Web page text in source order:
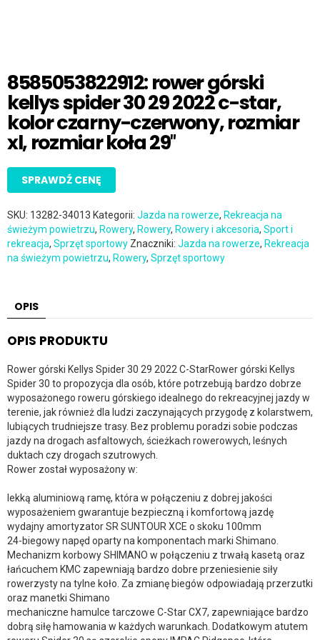
8585053822912: rower górski
kellys spider 30 29 2022 c-star,
kolor czarny-czerwony, rozmiar
xl, rozmiar koła 29″
SPRAWDŹ CENĘ
SKU: 13282-34013 Kategorii: Jazda na rowerze, Rekreacja na
świeżym powietrzu, Rowery, Rowery, Rowery i akcesoria, Sport i
rekreacja, Sprzęt sportowy Znaczniki: Jazda na rowerze, Rekreacja
na świeżym powietrzu, Rowery, Sprzęt sportowy
OPIS
OPIS PRODUKTU
Rower górski Kellys Spider 30 29 2022 C-StarRower górski Kellys
Spider 30 to propozycja dla osób, które potrzebują bardzo dobrze
wyposażonego roweru górskiego idealnego do rekreacyjnej jazdy w
terenie, jak również dla ludzi zaczynających przygodę z kolarstwem,
lubiących trudniejsze trasy. Bez problemu poradzi sobie podczas
jazdy na drogach asfaltowych, ścieżkach rowerowych, leśnych
duktach czy drogach szutrowych.
Rower został wyposażony w:
lekką aluminiową ramę, która w połączeniu z dobrej jakości
wyposażeniem gwarantuje bezpieczną i komfortową jazdę
wydajny amortyzator SR SUNTOUR XCE o skoku 100mm
24-biegowy napęd oparty na komponentach marki Shimano.
Mechanizm korbowy SHIMANO w połączeniu z trwałą kasetą oraz
łańcuchem KMC zapewniają bardzo dobre przeniesienie siły
rowerzysty na tylne koło. Za zmianę biegów odpowiadają przerzutki
oraz manetki Shimano
mechaniczne hamulce tarczowe C-Star CX7, zapewniające bardzo
dobrą siłę hamowania w każdych warunkach. Dodatkowym atutem